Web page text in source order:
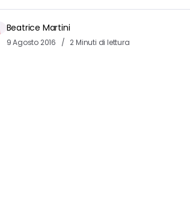
Beatrice Martini
9 Agosto 2016 2 Minuti di lettura